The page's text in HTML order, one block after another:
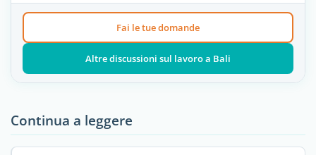
Fai le tue domande
Altre discussioni sul lavoro a Bali
Continua a leggere